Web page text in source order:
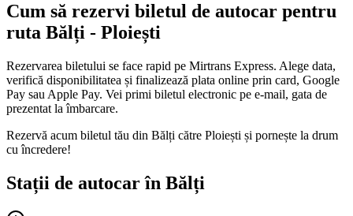
Cum să rezervi biletul de autocar pentru
ruta Bălți - Ploiești
Rezervarea biletului se face rapid pe Mirtrans Express. Alege data,
verifică disponibilitatea și finalizează plata online prin card, Google
Pay sau Apple Pay. Vei primi biletul electronic pe e-mail, gata de
prezentat la îmbarcare.
Rezervă acum biletul tău din Bălți către Ploiești și pornește la drum
cu încredere!
Stații de autocar în Bălți